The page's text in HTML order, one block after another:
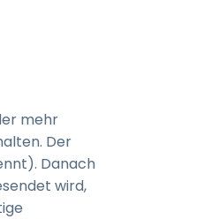
mehr
Der
Danach
wird,